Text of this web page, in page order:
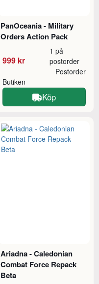
PanOceania - Military
Orders Action Pack
999 kr
1 på
postorder
Butiken
Postorder
Köp
Ariadna - Caledonian
Combat Force Repack
Beta